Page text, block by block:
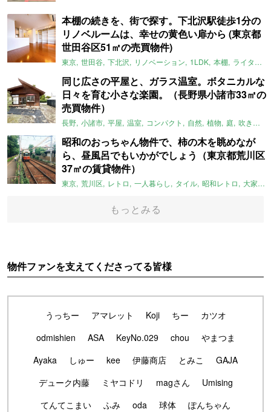
本棚の続きを、街で探す。下北沢駅徒歩1分の
リノベルームは、幸せの黄色い扉から (東京都
世田谷区51㎡の売買物件)
東京 世田谷 下北沢 リノベーション 1LDK 本棚 ライター：ほしりょうこ
同じ広さの平屋と、ガラス温室。ボタニカルな
日々を育む小さな楽園。（長野県小諸市33㎡の
売買物件）
長野 小諸市 平屋 温室 コンパクト 自然 植物 庭 吹き抜け
昭和のおっちゃん物件で、柿の木を眺めなが
ら、昼風呂でもいかがでしょう（東京都荒川区
37㎡の賃貸物件）
東京 荒川区 レトロ 一人暮らし タイル 昭和レトロ 大家女子
もっとみる
物件ファンを支えてくださってる皆様
うっちー アマレット Koji ちー
カツオ
odmishien
ASA KeyNo.029 chou
やまつま
Ayaka
しゅー kee 伊藤商店 とみこ
GAJA
デューク内藤
ミヤコドリ magさん
Umising
てんてこまい
ふみ oda 球体
ぽんちゃん